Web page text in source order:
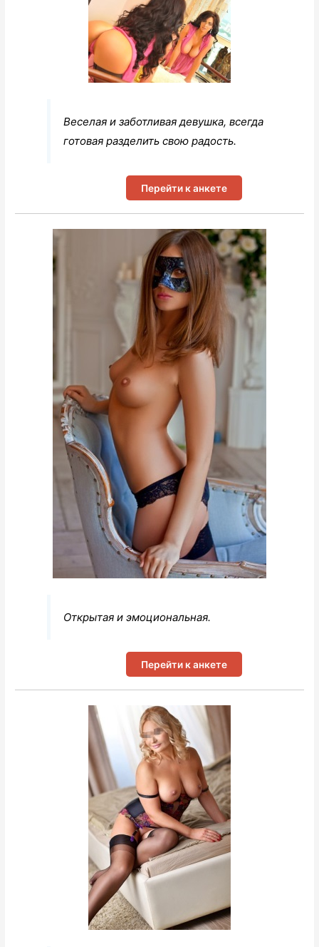
Веселая и заботливая девушка, всегда
готовая разделить свою радость.
Перейти к анкете
Открытая и эмоциональная.
Перейти к анкете